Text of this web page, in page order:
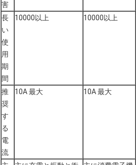
害
長
い
使
用
期
間
10000以上 10000以上
推
奨
す
る
電
流
10A 最大 10A 最大